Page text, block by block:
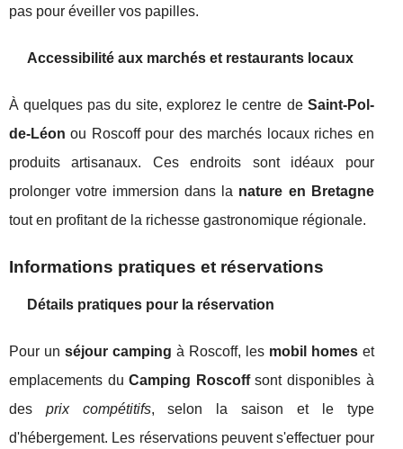
pas pour éveiller vos papilles.
Accessibilité aux marchés et restaurants locaux
À quelques pas du site, explorez le centre de Saint-Pol-
de-Léon ou Roscoff pour des marchés locaux riches en
produits artisanaux. Ces endroits sont idéaux pour
prolonger votre immersion dans la nature en Bretagne
tout en profitant de la richesse gastronomique régionale.
Informations pratiques et réservations
Détails pratiques pour la réservation
Pour un séjour camping à Roscoff, les mobil homeset
emplacements duCamping Roscoffsont disponibles à
des prix compétitifs, selon la saison et le type
d'hébergement. Les réservations peuvent s'effectuer pour